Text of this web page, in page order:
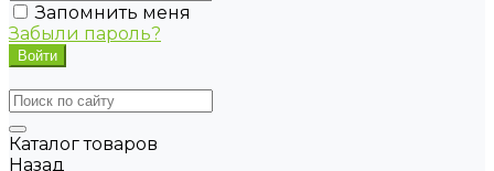
Запомнить меня
Забыли пароль?
Каталог товаров
Назад